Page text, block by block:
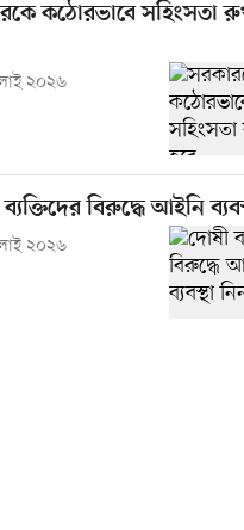
কঠোরভাবে সহিংসতা
২০২৬
বিরুদ্ধে আইনি
২০২৬